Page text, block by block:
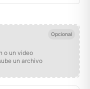
Opcional
o un video
un archivo